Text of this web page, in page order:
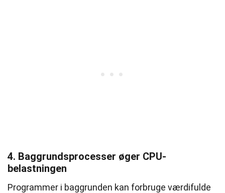
4. Baggrundsprocesser øger CPU-
belastningen
Programmer i baggrunden kan forbruge værdifulde